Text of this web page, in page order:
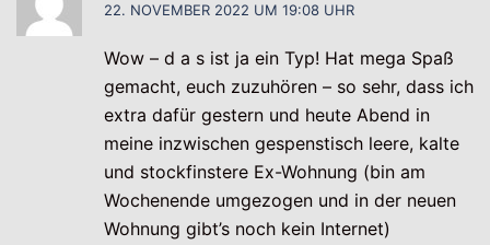
22. NOVEMBER 2022 UM 19:08 UHR
Wow – d a s ist ja ein Typ! Hat mega Spaß
gemacht, euch zuzuhören – so sehr, dass ich
extra dafür gestern und heute Abend in
meine inzwischen gespenstisch leere, kalte
und stockfinstere Ex-Wohnung (bin am
Wochenende umgezogen und in der neuen
Wohnung gibt’s noch kein Internet)